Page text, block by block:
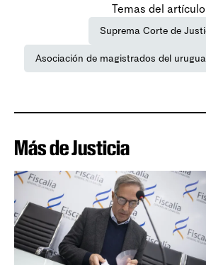
Temas del artículo
Suprema Corte de
Asociación de magistrados del
Más de Justicia